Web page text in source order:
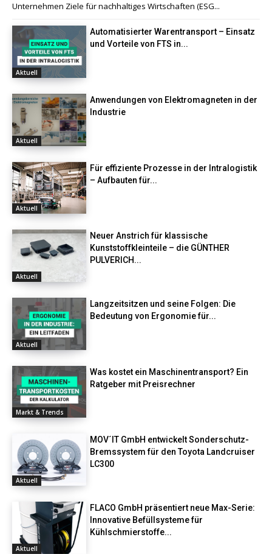
Unternehmen Ziele für nachhaltiges Wirtschaften (ESG...
Aktuell
Automatisierter Warentransport – Einsatz
und Vorteile von FTS in...
Aktuell
Anwendungen von Elektromagneten in der
Industrie
Aktuell
Für effiziente Prozesse in der Intralogistik
– Aufbauten für...
Aktuell
Neuer Anstrich für klassische
Kunststoffkleinteile – die GÜNTHER
PULVERICH...
Aktuell
Langzeitsitzen und seine Folgen: Die
Bedeutung von Ergonomie für...
Markt & Trends
Was kostet ein Maschinentransport? Ein
Ratgeber mit Preisrechner
Aktuell
MOV´IT GmbH entwickelt Sonderschutz-
Bremssystem für den Toyota Landcruiser
LC300
Aktuell
FLACO GmbH präsentiert neue Max-Serie:
Innovative Befüllsysteme für
Kühlschmierstoffe...